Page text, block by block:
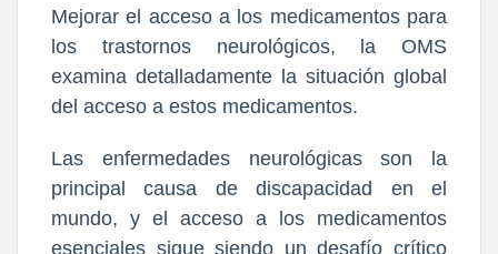
Mejorar el acceso a los medicamentos para
los trastornos neurológicos, la OMS
examina detalladamente la situación global
del acceso a estos medicamentos.
Las enfermedades neurológicas son la
principal causa de discapacidad en el
mundo, y el acceso a los medicamentos
esenciales sigue siendo un desafío crítico